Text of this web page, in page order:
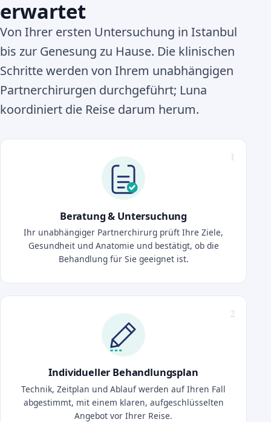
erwartet
Von Ihrer ersten Untersuchung in Istanbul
bis zur Genesung zu Hause. Die klinischen
Schritte werden von Ihrem unabhängigen
Partnerchirurgen durchgeführt; Luna
koordiniert die Reise darum herum.
Beratung & Untersuchung
Ihr unabhängiger Partnerchirurg prüft Ihre Ziele,
Gesundheit und Anatomie und bestätigt, ob die
Behandlung für Sie geeignet ist.
Individueller Behandlungsplan
Technik, Zeitplan und Ablauf werden auf Ihren Fall
abgestimmt, mit einem klaren, aufgeschlüsselten
Angebot vor Ihrer Reise.